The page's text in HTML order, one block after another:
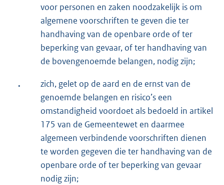
voor personen en zaken noodzakelijk is om
algemene voorschriften te geven die ter
handhaving van de openbare orde of ter
beperking van gevaar, of ter handhaving van
de bovengenoemde belangen, nodig zijn;
.
zich, gelet op de aard en de ernst van de
genoemde belangen en risico’s een
omstandigheid voordoet als bedoeld in artikel
175 van de Gemeentewet en daarmee
algemeen verbindende voorschriften dienen
te worden gegeven die ter handhaving van de
openbare orde of ter beperking van gevaar
nodig zijn;